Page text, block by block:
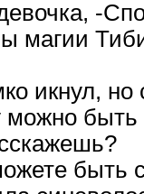
-
магии
икнул, но
быть